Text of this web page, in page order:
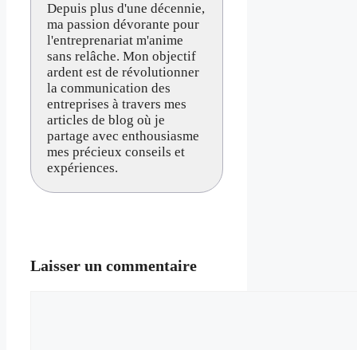
Depuis plus d'une décennie,
ma passion dévorante pour
l'entreprenariat m'anime
sans relâche. Mon objectif
ardent est de révolutionner
la communication des
entreprises à travers mes
articles de blog où je
partage avec enthousiasme
mes précieux conseils et
expériences.
Laisser un commentaire